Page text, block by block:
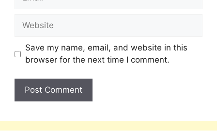
Save my name, email, and website in this
browser for the next time I comment.